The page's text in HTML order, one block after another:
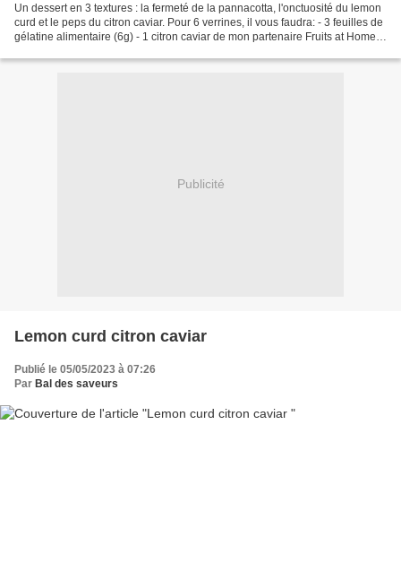
Un dessert en 3 textures : la fermeté de la pannacotta, l'onctuosité du lemon
curd et le peps du citron caviar. Pour 6 verrines, il vous faudra: - 3 feuilles de
gélatine alimentaire (6g) - 1 citron caviar de mon partenaire Fruits at Home -
Publicité
Lemon curd citron caviar
Publié le 05/05/2023 à 07:26
Par Bal des saveurs